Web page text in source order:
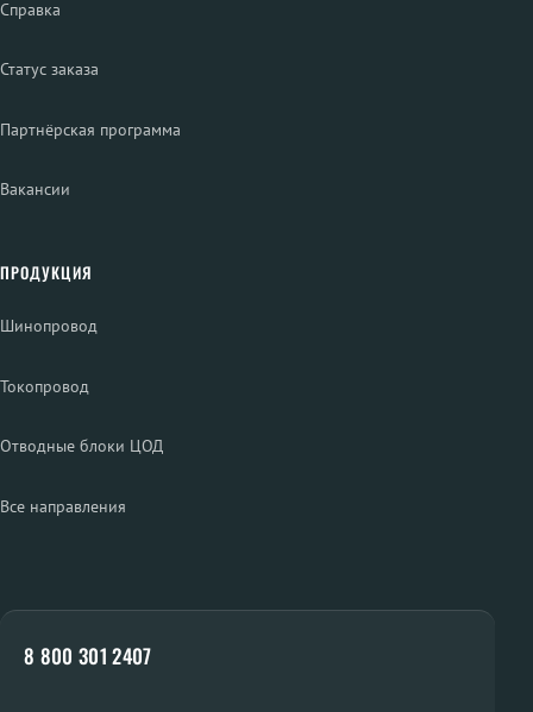
Справка
Статус заказа
Партнёрская программа
Вакансии
ПРОДУКЦИЯ
Шинопровод
Токопровод
Отводные блоки ЦОД
Все направления
8 800 301 2407